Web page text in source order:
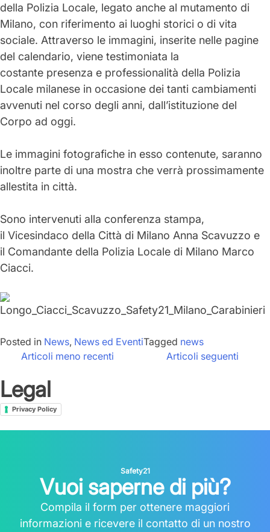
della Polizia Locale, legato anche al mutamento di
Milano, con riferimento ai luoghi storici o di vita
sociale. Attraverso le immagini, inserite nelle pagine
del calendario, viene testimoniata la
costante presenza e professionalità della Polizia
Locale milanese in occasione dei tanti cambiamenti
avvenuti nel corso degli anni, dall’istituzione del
Corpo ad oggi.
Le immagini fotografiche in esso contenute, saranno
inoltre parte di una mostra che verrà prossimamente
allestita in città.
Sono intervenuti alla conferenza stampa,
il Vicesindaco della Città di Milano Anna Scavuzzo e
il Comandante della Polizia Locale di Milano Marco
Ciacci.
Posted in News, News ed EventiTagged news
Navigazione
articoli
Articoli meno recenti Articoli seguenti
Legal
Privacy Policy
Safety21
Vuoi saperne di più?
Compila il form per ottenere maggiori
informazioni e ricevere il contatto di un nostro